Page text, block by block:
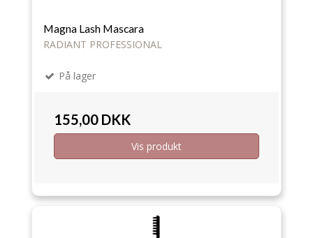
Magna Lash Mascara
RADIANT PROFESSIONAL
På lager
155,00 DKK
Vis produkt